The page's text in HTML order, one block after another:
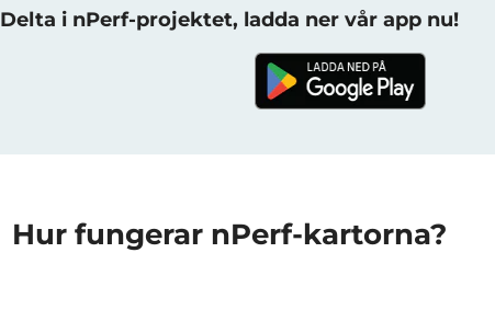
Delta i nPerf-projektet, ladda ner vår app nu!
Hur fungerar nPerf-kartorna?